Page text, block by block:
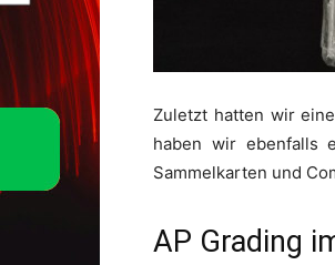
Zuletzt hatten wir
haben wir ebenfalls
Sammelkarten und
AP Grading